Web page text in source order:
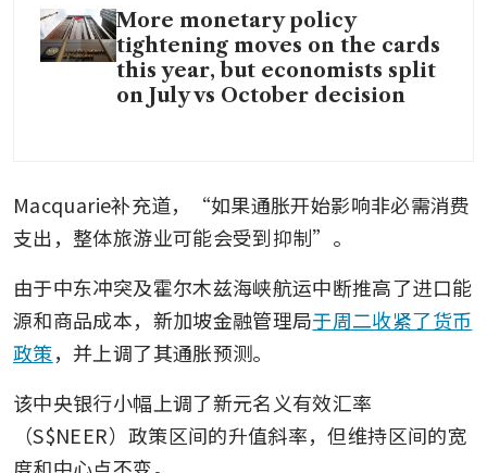
More monetary policy
tightening moves on the cards
this year, but economists split
on July vs October decision
Macquarie补充道，“如果通胀开始影响非必需消费
支出，整体旅游业可能会受到抑制”。
由于中东冲突及霍尔木兹海峡航运中断推高了进口能
源和商品成本，新加坡金融管理局于周二收紧了货币
政策，并上调了其通胀预测。
该中央银行小幅上调了新元名义有效汇率
（S$NEER）政策区间的升值斜率，但维持区间的宽